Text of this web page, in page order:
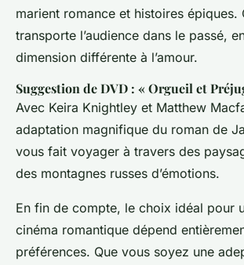
marient romance et histoires épiques.
transporte l’audience dans le passé,
dimension différente à l’amour.
Suggestion de DVD : « Orgueil et
Avec Keira Knightley et Matthew
adaptation magnifique du roman de
vous fait voyager à travers des
des montagnes russes d’émotions.
En fin de compte, le choix idéal pour
cinéma romantique dépend
préférences. Que vous soyez une